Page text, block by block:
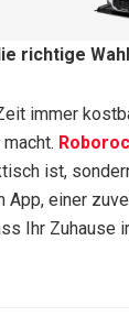
richtige
immer
ist,
App, einer
Ihr Zuhause